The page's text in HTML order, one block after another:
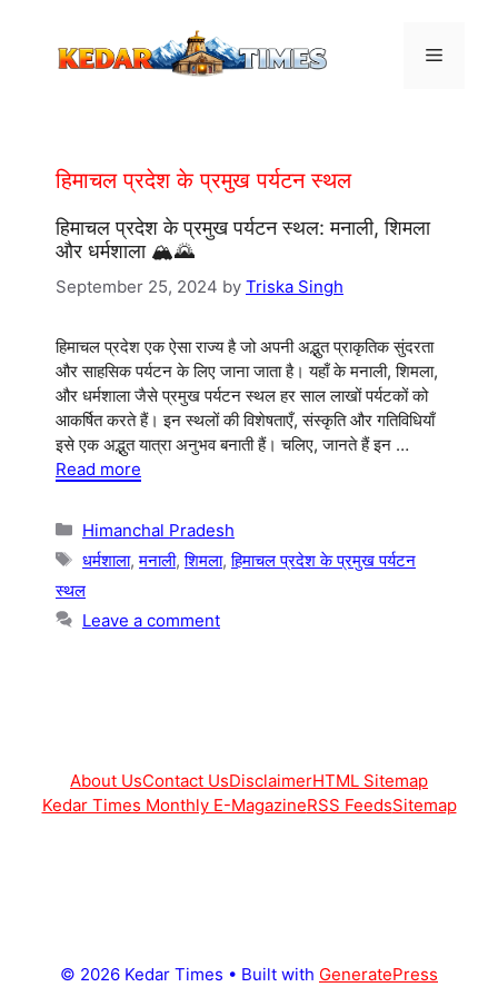
Menu
हिमाचल प्रदेश के प्रमुख पर्यटन स्थल
हिमाचल प्रदेश के प्रमुख पर्यटन स्थल: मनाली, शिमला
और धर्मशाला 🏔️🌄
September 25, 2024 by Triska Singh
हिमाचल प्रदेश एक ऐसा राज्य है जो अपनी अद्भुत प्राकृतिक सुंदरता
और साहसिक पर्यटन के लिए जाना जाता है। यहाँ के मनाली, शिमला,
और धर्मशाला जैसे प्रमुख पर्यटन स्थल हर साल लाखों पर्यटकों को
आकर्षित करते हैं। इन स्थलों की विशेषताएँ, संस्कृति और गतिविधियाँ
इसे एक अद्भुत यात्रा अनुभव बनाती हैं। चलिए, जानते हैं इन …
Read more
Categories
Himanchal Pradesh
Tags
धर्मशाला,मनाली,शिमला,हिमाचल प्रदेश के प्रमुख पर्यटन
स्थल
Leave a comment
About UsContact UsDisclaimerHTML Sitemap
Kedar Times Monthly E-MagazineRSS FeedsSitemap
© 2026 Kedar Times • Built with GeneratePress